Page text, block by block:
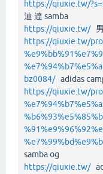
https://qiuxie.tw/
迪 達 samba
https://qiuxie.tw/男
https://qiuxie.tw/
bz0084/adidas
https://qiuxie.tw/
samba og
https://qiuxie.tw/